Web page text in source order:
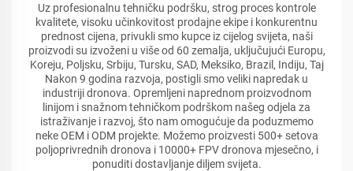
Uz profesionalnu tehničku podršku, strog proces kontrole
kvalitete, visoku učinkovitost prodajne ekipe i konkurentnu
prednost cijena, privukli smo kupce iz cijelog svijeta, naši
proizvodi su izvoženi u više od 60 zemalja, uključujući Europu,
Koreju, Poljsku, Srbiju, Tursku, SAD, Meksiko, Brazil, Indiju, Taj
Nakon 9 godina razvoja, postigli smo veliki napredak u
industriji dronova. Opremljeni naprednom proizvodnom
linijom i snažnom tehničkom podrškom našeg odjela za
istraživanje i razvoj, što nam omogućuje da poduzmemo
neke OEM i ODM projekte. Možemo proizvesti 500+ setova
poljoprivrednih dronova i 10000+ FPV dronova mjesečno, i
ponuditi dostavljanje diljem svijeta.